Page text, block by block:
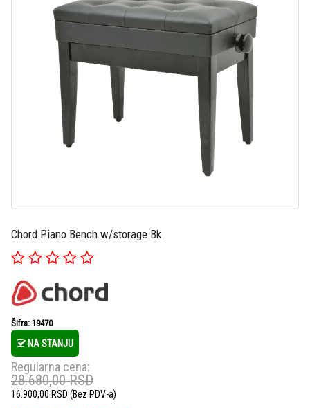
Chord Piano Bench w/storage Bk
Šifra: 19470
NA STANJU
Regularna cena:
28.680,00RSD
16.900,00 RSD (Bez PDV-a)